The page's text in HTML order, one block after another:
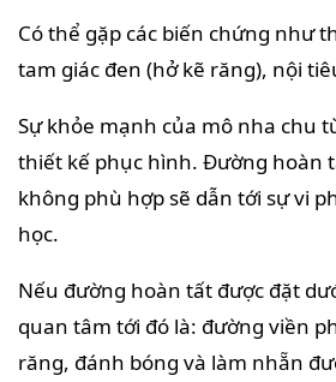
Có thể gặp các biến chứng như
tam giác đen (hở kẽ răng), nội
Sự khỏe mạnh của mô nha chu
thiết kế phục hình. Đường hoàn
không phù hợp sẽ dẫn tới sự vi
học.
Nếu đường hoàn tất được đặt
quan tâm tới đó là: đường viền
răng, đánh bóng và làm nhẵn